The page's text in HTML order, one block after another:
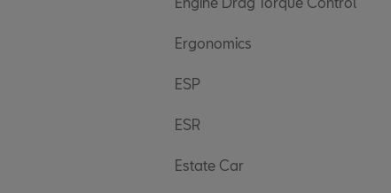
Ergonomics
ESP
ESR
Estate Car